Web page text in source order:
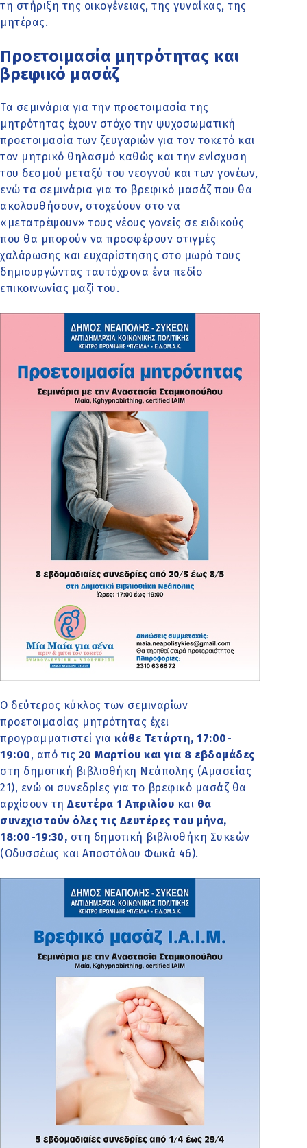
τη στήριξη της οικογένειας, της γυναίκας, της
μητέρας.
Προετοιμασία μητρότητας και
βρεφικό μασάζ
Τα σεμινάρια για την προετοιμασία της
μητρότητας έχουν στόχο την ψυχοσωματική
προετοιμασία των ζευγαριών για τον τοκετό και
τον μητρικό θηλασμό καθώς και την ενίσχυση
του δεσμού μεταξύ του νεογνού και των γονέων,
ενώ τα σεμινάρια για το βρεφικό μασάζ που θα
ακολουθήσουν, στοχεύουν στο να
«μετατρέψουν» τους νέους γονείς σε ειδικούς
που θα μπορούν να προσφέρουν στιγμές
χαλάρωσης και ευχαρίστησης στο μωρό τους
δημιουργώντας ταυτόχρονα ένα πεδίο
επικοινωνίας μαζί του.
Ο δεύτερος κύκλος των σεμιναρίων
προετοιμασίας μητρότητας έχει
προγραμματιστεί για κάθε Τετάρτη, 17:00-
19:00, από τις 20 Μαρτίου και για 8 εβδομάδες
στη δημοτική βιβλιοθήκη Νεάπολης (Αμασείας
21), ενώ οι συνεδρίες για το βρεφικό μασάζ θα
αρχίσουν τη Δευτέρα 1 Απριλίου και θα
συνεχιστούν όλες τις Δευτέρες του μήνα,
18:00-19:30, στη δημοτική βιβλιοθήκη Συκεών
(Οδυσσέως και Αποστόλου Φωκά 46).